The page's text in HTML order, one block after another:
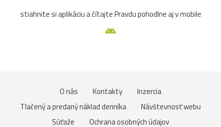
stiahnite si aplikáciu a čítajte Pravdu pohodlne aj v mobile
O nás Kontakty
Inzercia
Tlačený a predaný náklad denníka
Návštevnosť webu
Súťaže
Ochrana osobných údajov